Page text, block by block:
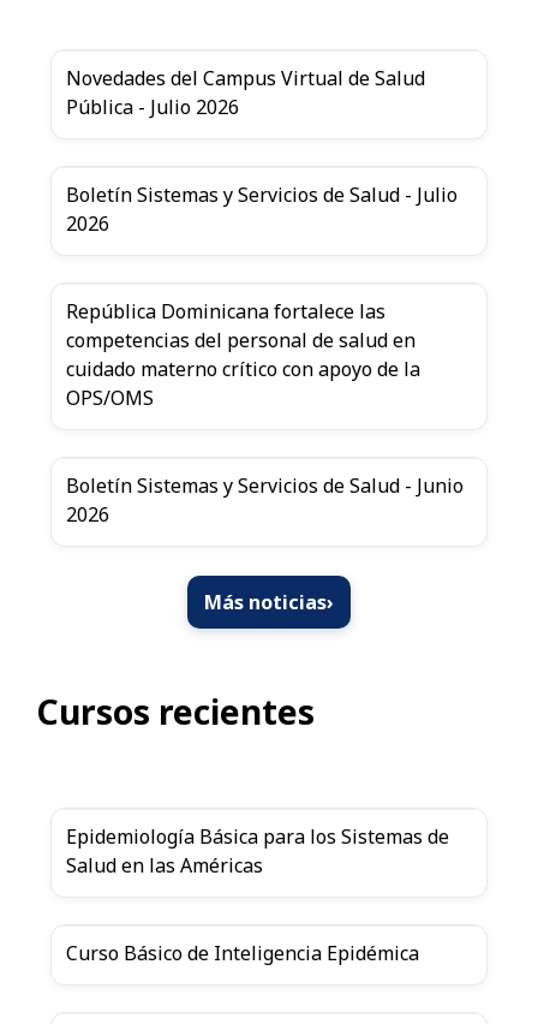
Novedades del Campus Virtual de Salud
Pública - Julio 2026
Boletín Sistemas y Servicios de Salud - Julio
2026
República Dominicana fortalece las
competencias del personal de salud en
cuidado materno crítico con apoyo de la
OPS/OMS
Boletín Sistemas y Servicios de Salud - Junio
2026
Más noticias›
Cursos recientes
Epidemiología Básica para los Sistemas de
Salud en las Américas
Curso Básico de Inteligencia Epidémica